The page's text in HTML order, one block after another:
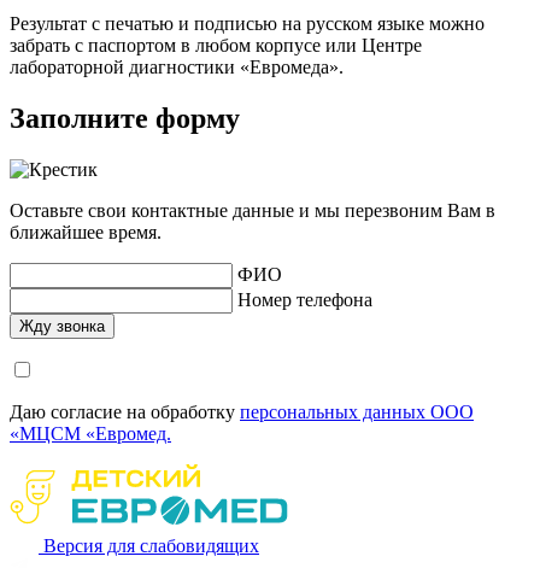
Результат с печатью и подписью на русском языке можно
забрать с паспортом в любом корпусе или Центре
лабораторной диагностики «Евромеда».
Заполните форму
Оставьте свои контактные данные и мы перезвоним Вам в
ближайшее время.
ФИО
Номер телефона
Даю согласие на обработку персональных данных ООО
«МЦСМ «Евромед.
Версия для слабовидящих